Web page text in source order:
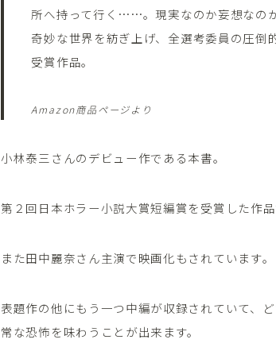
所へ持って行く……。現実なのか妄想なの
奇妙な世界を紡ぎ上げ、全選考委員の圧
受賞作品。
Amazon商品ページより
小林泰三さんのデビュー作である本書。
第２回日本ホラー小説大賞短編賞を受賞した作品
また田中麗奈さん主演で映画化もされています。
表題作の他にもう一つ中編が収録されていて、
常な恐怖を味わうことが出来ます。